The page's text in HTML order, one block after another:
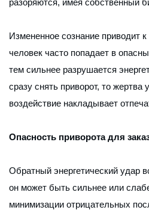
разоряются, имея собственный
Измененное сознание приводит
человек часто попадает в
тем сильнее разрушается
сразу снять приворот, то
воздействие накладывает
Опасность приворота для
Обратный энергетический удар
он может быть сильнее или
минимизации отрицательных